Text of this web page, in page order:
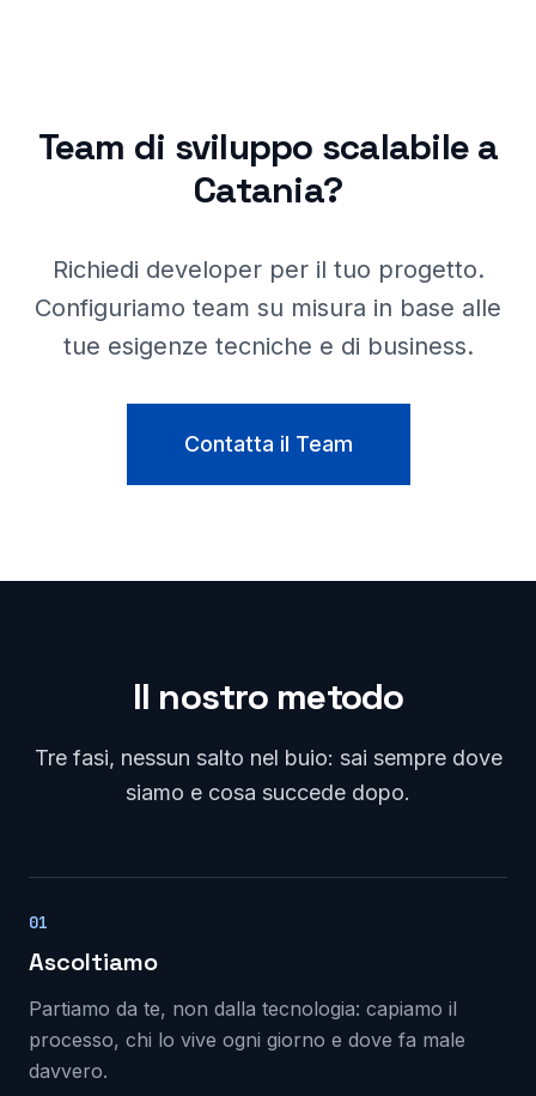
Team di sviluppo scalabile a
Catania?
Richiedi developer per il tuo progetto.
Configuriamo team su misura in base alle
tue esigenze tecniche e di business.
Contatta il Team
Il nostro metodo
Tre fasi, nessun salto nel buio: sai sempre dove
siamo e cosa succede dopo.
01
Ascoltiamo
Partiamo da te, non dalla tecnologia: capiamo il
processo, chi lo vive ogni giorno e dove fa male
davvero.